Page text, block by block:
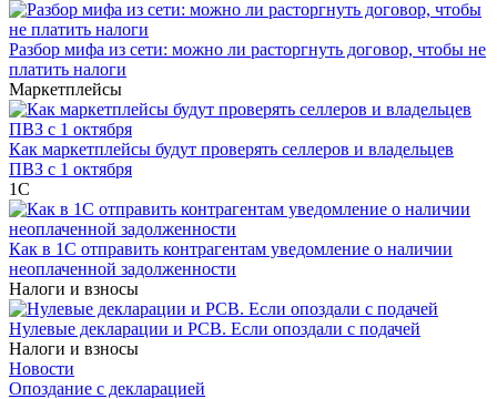
Разбор мифа из сети: можно ли расторгнуть договор, чтобы не
платить налоги
Маркетплейсы
Как маркетплейсы будут проверять селлеров и владельцев
ПВЗ с 1 октября
1С
Как в 1С отправить контрагентам уведомление о наличии
неоплаченной задолженности
Налоги и взносы
Нулевые декларации и РСВ. Если опоздали с подачей
Налоги и взносы
Новости
Опоздание с декларацией